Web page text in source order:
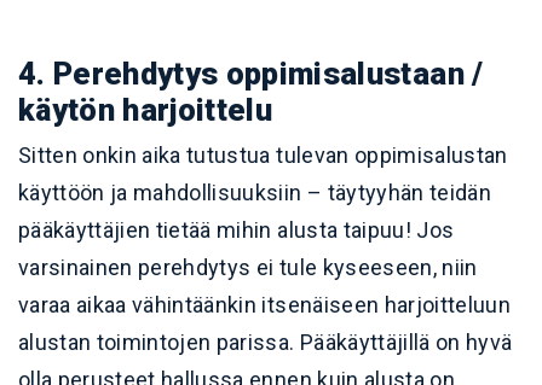
4. Perehdytys oppimisalustaan /
käytön harjoittelu
Sitten onkin aika tutustua tulevan oppimisalustan
käyttöön ja mahdollisuuksiin – täytyyhän teidän
pääkäyttäjien tietää mihin alusta taipuu! Jos
varsinainen perehdytys ei tule kyseeseen, niin
varaa aikaa vähintäänkin itsenäiseen harjoitteluun
alustan toimintojen parissa. Pääkäyttäjillä on hyvä